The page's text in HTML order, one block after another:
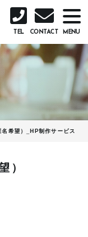
TEL CONTACT
希望）_HP制作サービス
）